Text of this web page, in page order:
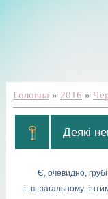
Головна » 2016 »
Деякі
Є, очевидно,
і в загальному